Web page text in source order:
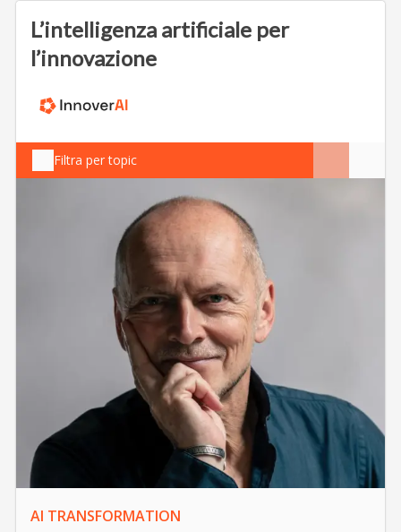
L’intelligenza artificiale per
l’innovazione
Filtra per topic
AI TRANSFORMATION